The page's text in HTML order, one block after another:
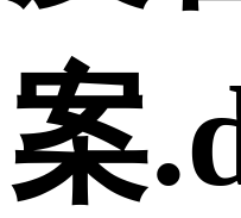
案